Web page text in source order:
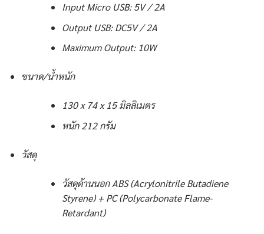
Input Micro USB: 5V / 2A
Output USB: DC5V / 2A
Maximum Output: 10W
ขนาด/น้ำหนัก
130 x 74 x 15 มิลลิเมตร
หนัก 212 กรัม
วัสดุ
วัสดุด้านนอก ABS (Acrylonitrile Butadiene
Styrene) + PC (Polycarbonate Flame-
Retardant)